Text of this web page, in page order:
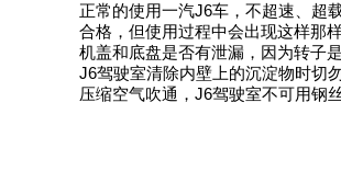
正常的使用一汽J6车，不超速、超
合格，但使用过程中会出现这样那
机盖和底盘是否有泄漏，因为转子
J6驾驶室清除内壁上的沉淀物时切
压缩空气吹通，J6驾驶室不可用钢